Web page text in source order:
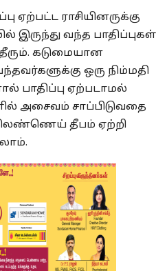
ஏற்பட்ட ராசியினருக்கு
இருந்து வந்த பாதிப்புகள்
கடுமையான
ஒரு நிம்மதி
பாதிப்பு ஏற்படாமல்
அசைவம் சாப்பிடுவதை
தீபம் ஏற்றி